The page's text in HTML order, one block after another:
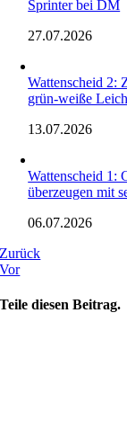
Sprinter bei DM
27.07.2026
Wattenscheid 2:
grün-weiße
13.07.2026
Wattenscheid 1:
überzeugen mit
06.07.2026
Zurück
Vor
Teile diesen Beitrag.